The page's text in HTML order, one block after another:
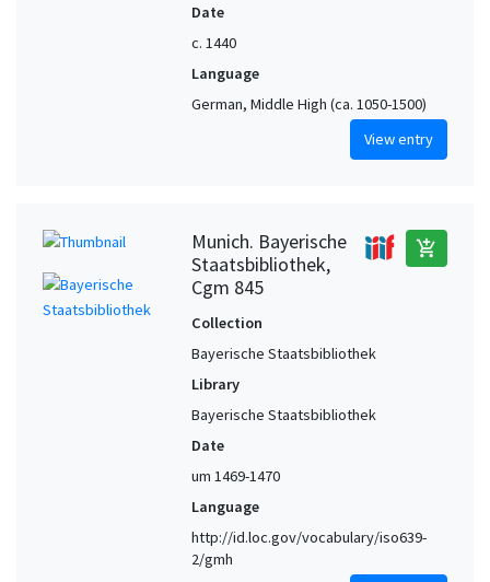
Date
c. 1440
Language
German, Middle High (ca. 1050-1500)
View entry
Munich. Bayerische
Staatsbibliothek,
Cgm 845
add_shopping_cart
Collection
Bayerische Staatsbibliothek
Library
Bayerische Staatsbibliothek
Date
um 1469-1470
Language
http://id.loc.gov/vocabulary/iso639-
2/gmh